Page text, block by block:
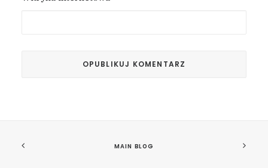
MAIN BLOG